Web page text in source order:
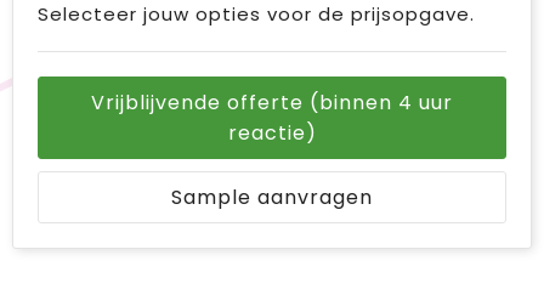
Selecteer jouw opties voor de prijsopgave.
Vrijblijvende offerte (binnen 4 uur
reactie)
Sample aanvragen